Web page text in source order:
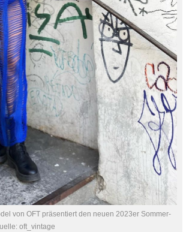
von OFT präsentiert den neuen 2023er Sommer-
oft_vintage